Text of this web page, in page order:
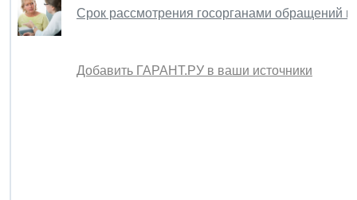
Срок рассмотрения госорганами обращений
Добавить ГАРАНТ.РУ в ваши источники